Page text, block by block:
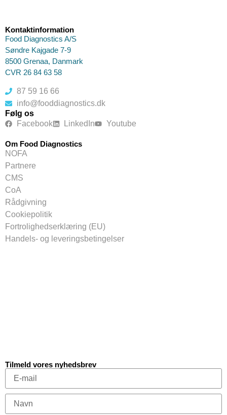
Kontaktinformation
Food Diagnostics A/S
Søndre Kajgade 7-9
8500 Grenaa, Danmark
CVR 26 84 63 58
87 59 16 66
info@fooddiagnostics.dk
Følg os
Facebook
LinkedIn Youtube
Om Food Diagnostics
NOFA
Partnere
CMS
CoA
Rådgivning
Cookiepolitik
Fortrolighedserklæring (EU)
Handels- og leveringsbetingelser
Tilmeld vores nyhedsbrev